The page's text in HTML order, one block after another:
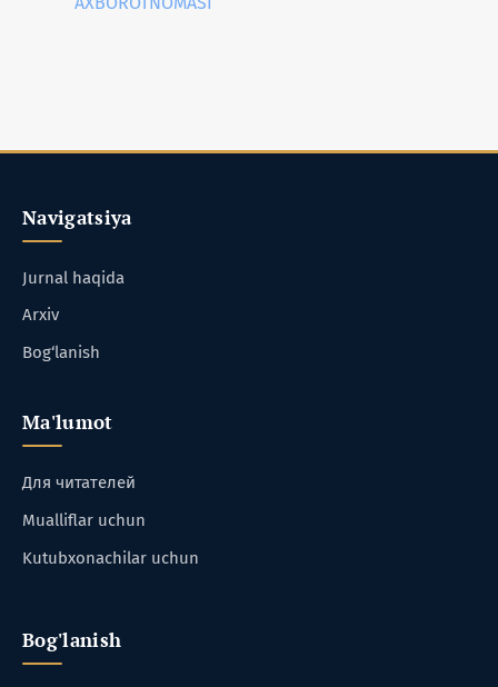
Navigatsiya
Jurnal haqida
Arxiv
Bog‘lanish
Ma'lumot
Для читателей
Mualliflar uchun
Kutubxonachilar uchun
Bog'lanish